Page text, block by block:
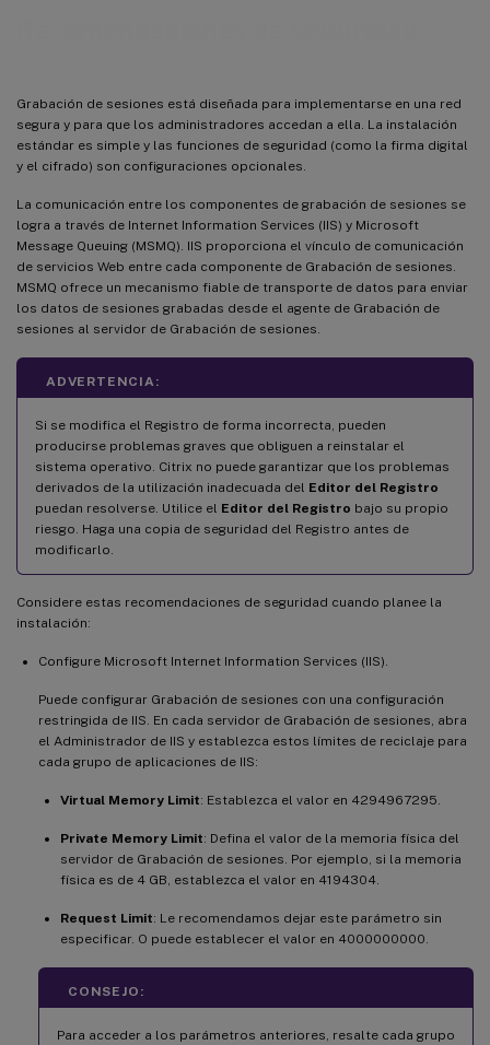
Grabación de sesiones está diseñada para implementarse en una red
segura y para que los administradores accedan a ella. La instalación
estándar es simple y las funciones de seguridad (como la firma digital
y el cifrado) son configuraciones opcionales.
La comunicación entre los componentes de grabación de sesiones se
logra a través de Internet Information Services (IIS) y Microsoft
Message Queuing (MSMQ). IIS proporciona el vínculo de comunicación
de servicios Web entre cada componente de Grabación de sesiones.
MSMQ ofrece un mecanismo fiable de transporte de datos para enviar
los datos de sesiones grabadas desde el agente de Grabación de
sesiones al servidor de Grabación de sesiones.
ADVERTENCIA:
Si se modifica el Registro de forma incorrecta, pueden
producirse problemas graves que obliguen a reinstalar el
sistema operativo. Citrix no puede garantizar que los problemas
derivados de la utilización inadecuada del Editor del Registro
puedan resolverse. Utilice el Editor del Registro bajo su propio
riesgo. Haga una copia de seguridad del Registro antes de
modificarlo.
Considere estas recomendaciones de seguridad cuando planee la
instalación:
Configure Microsoft Internet Information Services (IIS).
Puede configurar Grabación de sesiones con una configuración
restringida de IIS. En cada servidor de Grabación de sesiones, abra
el Administrador de IIS y establezca estos límites de reciclaje para
cada grupo de aplicaciones de IIS:
Virtual Memory Limit: Establezca el valor en 4294967295.
Private Memory Limit: Defina el valor de la memoria física del
servidor de Grabación de sesiones. Por ejemplo, si la memoria
física es de 4 GB, establezca el valor en 4194304.
Request Limit: Le recomendamos dejar este parámetro sin
especificar. O puede establecer el valor en 4000000000.
CONSEJO:
Para acceder a los parámetros anteriores, resalte cada grupo